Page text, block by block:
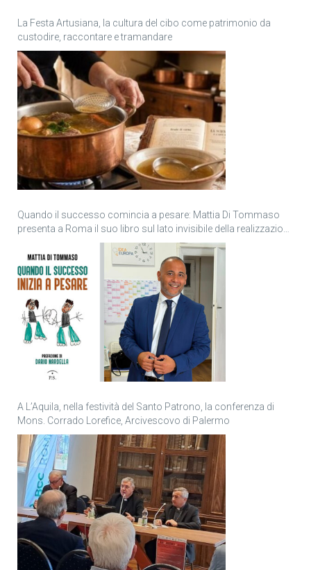
La Festa Artusiana, la cultura del cibo come patrimonio da
custodire, raccontare e tramandare
Quando il successo comincia a pesare: Mattia Di Tommaso
presenta a Roma il suo libro sul lato invisibile della realizzazione
A L’Aquila, nella festività del Santo Patrono, la conferenza di
Mons. Corrado Lorefice, Arcivescovo di Palermo